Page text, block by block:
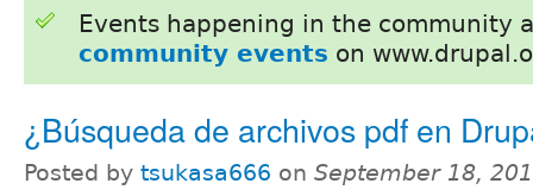
Events happening in the community
community events on
¿Búsqueda de archivos pdf en
Posted by tsukasa666 on September 18,